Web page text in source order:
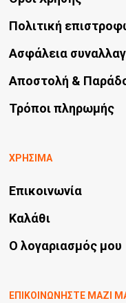
Πολιτική
Ασφάλεια
Αποστολή &
Τρόποι πληρωμής
ΧΡΗΣΙΜΑ
Επικοινωνία
Καλάθι
Ο λογαριασμός μου
ΕΠΙΚΟΙΝΩΝΗΣΤΕ ΜΑΖΙ